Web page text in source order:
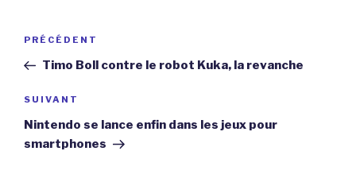
Navigation
l’article
Article
précédent
PRÉCÉDENT
Timo Boll contre le robot Kuka, la revanche
Article
suivant
SUIVANT
Nintendo se lance enfin dans les jeux pour
smartphones